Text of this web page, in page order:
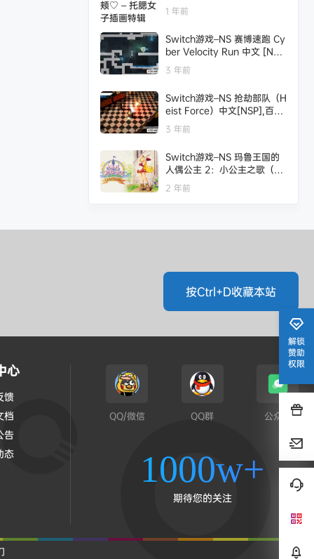
1 年前
Switch游戏–NS 赛博速跑 Cy
ber Velocity Run 中文 [NS
P],百度云下载
3 年前
Switch游戏–NS 抢劫部队（H
eist Force）中文[NSP],百度
云下载
3 年前
Switch游戏–NS 玛鲁王国的
人偶公主 2：小公主之歌（Rh
apsody II: Ballad of the Litt
le Princess）[NSP],百度云下
2 年前
解锁
赞助
权限
按Ctrl+D收藏本站
心
馈
档
告
态
QQ/微信 QQ群 公众号
1000w+
期待您的关注